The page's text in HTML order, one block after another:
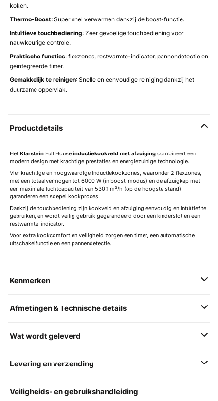
koken.
Thermo-Boost: Super snel verwarmen dankzij de boost-functie.
Intuïtieve touchbediening: Zeer gevoelige touchbediening voor
nauwkeurige controle.
Praktische functies: flexzones, restwarmte-indicator, pannendetectie en
geïntegreerde timer.
Gemakkelijk te reinigen: Snelle en eenvoudige reiniging dankzij het
duurzame oppervlak.
Productdetails
Het Klarstein Full House inductiekookveld met afzuiging combineert een
modern design met krachtige prestaties en energiezuinige technologie.
Vier krachtige en hoogwaardige inductiekookzones, waaronder 2 flexzones,
met een totaalvermogen tot 6000 W (in boost-modus) en de afzuigkap met
een maximale luchtcapaciteit van 530,1 m³/h (op de hoogste stand)
garanderen een soepel kookproces.
Dankzij de touchbediening zijn kookveld en afzuiging eenvoudig en intuïtief te
gebruiken, en wordt veilig gebruik gegarandeerd door een kinderslot en een
restwarmte-indicator.
Voor extra kookcomfort en veiligheid zorgen een timer, een automatische
uitschakelfunctie en een pannendetectie.
Kenmerken
Afmetingen & Technische details
Wat wordt geleverd
Levering en verzending
Veiligheids- en gebruikshandleiding